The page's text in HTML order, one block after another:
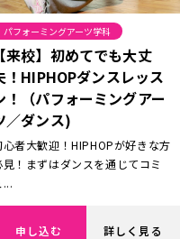
パフォーミングアーツ学科
【来校】初めてでも大丈
！HIPHOPダンスレッス
！（パフォーミングアー
／ダンス)
心者大歓迎！HIPHOPが好きな方
見！まずはダンスを通じてコミ
...
申し込む 詳しく見る